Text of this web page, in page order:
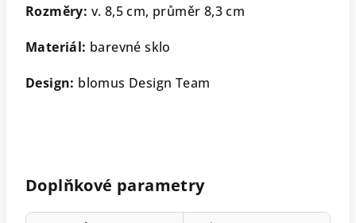
Rozměry: v. 8,5 cm, průměr 8,3 cm
Materiál: barevné sklo
Design: blomus Design Team
Doplňkové parametry